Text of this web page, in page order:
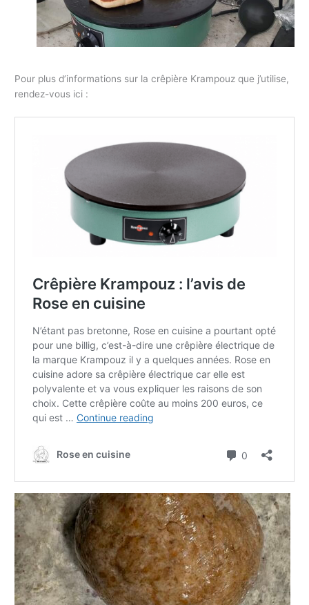
Pour plus d’informations sur la crêpière Krampouz que j’utilise,
rendez-vous ici :